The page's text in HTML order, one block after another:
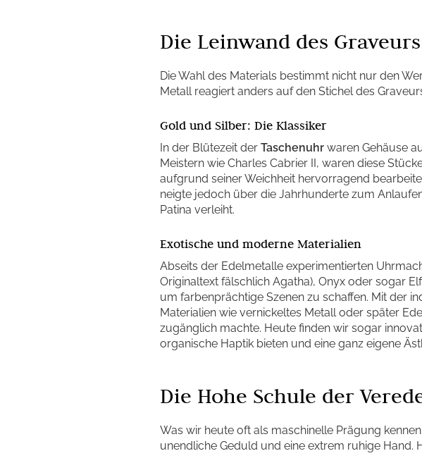
Die Leinwand des
Die Wahl des Materials bestimmt nicht nur den
Metall reagiert anders auf den Stichel des
Gold und Silber: Die Klassiker
In der Blütezeit derTaschenuhr waren Gehäuse
Meistern wie Charles Cabrier II, waren diese
aufgrund seiner Weichheit hervorragend
neigte jedoch über die Jahrhunderte zum
Patina verleiht.
Exotische und moderne Materialien
Abseits der Edelmetalle experimentierten
Originaltext fälschlich Agatha), Onyx oder sogar
um farbenprächtige Szenen zu schaffen. Mit der
Materialien wie vernickeltes Metall oder später
zugänglich machte. Heute finden wir sogar
organische Haptik bieten und eine ganz eigene
Die Hohe Schule der
Was wir heute oft als maschinelle Prägung
unendliche Geduld und eine extrem ruhige Hand.